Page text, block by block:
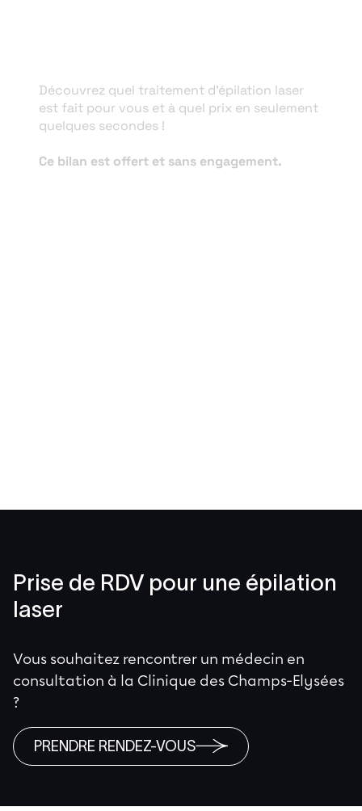
Prise de RDV pour une épilation
laser
Vous souhaitez rencontrer un médecin en
consultation à la Clinique des Champs-Elysées
?
PRENDRE RENDEZ-VOUS